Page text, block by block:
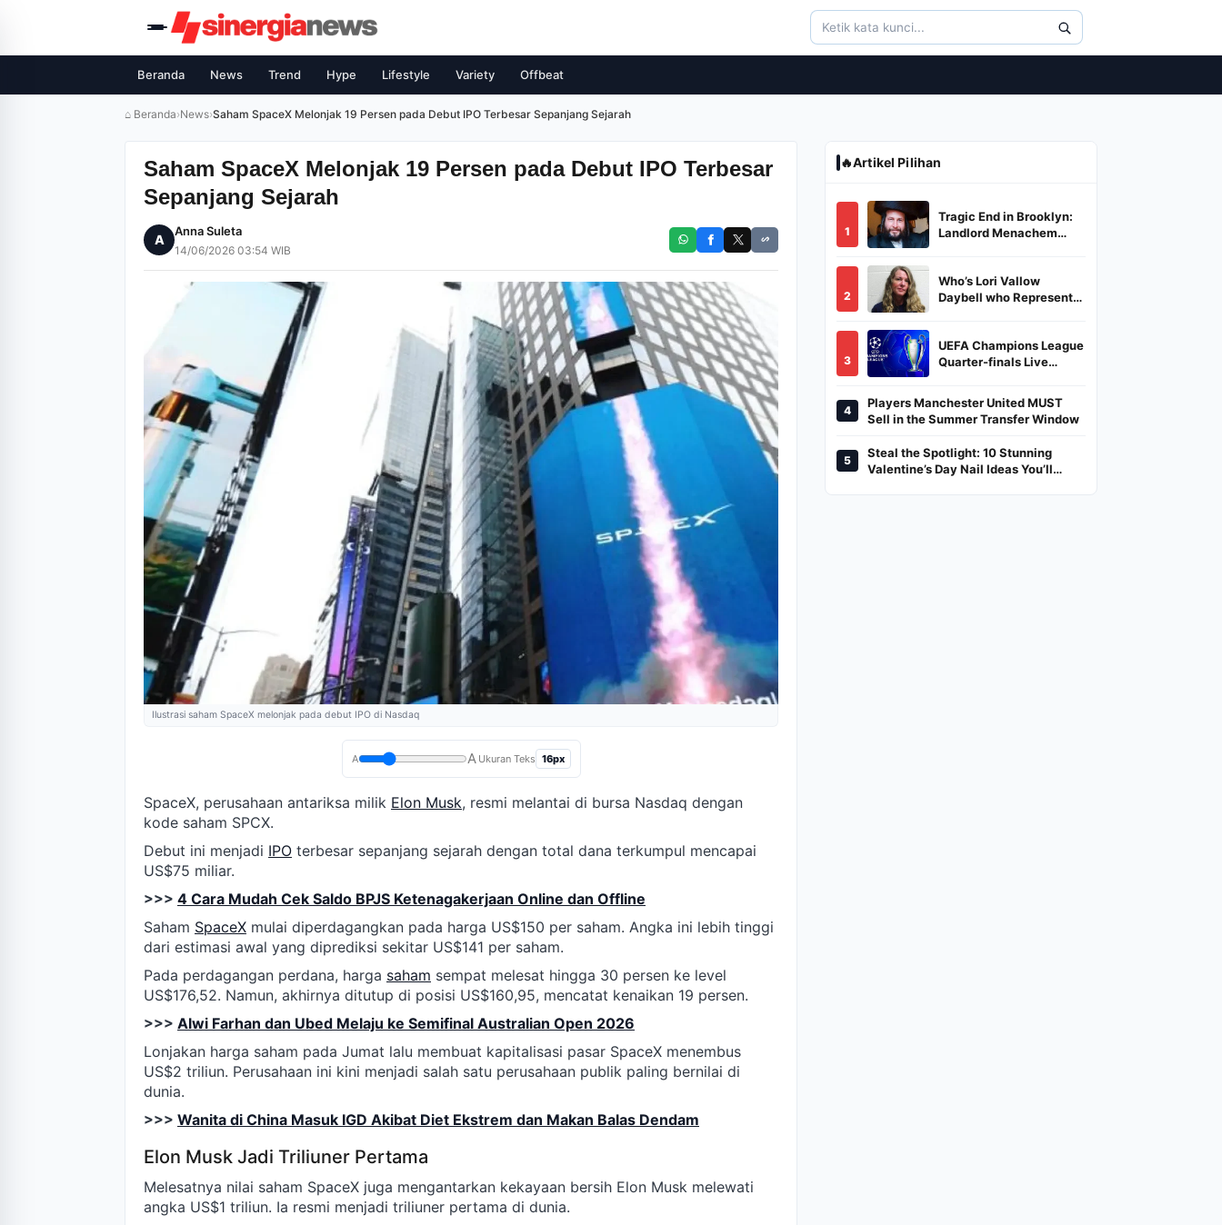
Beranda News Trend Hype Lifestyle Variety Offbeat
⌂ Beranda›News›Saham SpaceX Melonjak 19 Persen pada Debut IPO Terbesar Sepanjang Sejarah
Saham SpaceX Melonjak 19 Persen pada Debut IPO Terbesar
Sepanjang Sejarah
A
Anna Suleta
14/06/2026 03:54 WIB
Ilustrasi saham SpaceX melonjak pada debut IPO di Nasdaq
A A Ukuran Teks 16px
SpaceX, perusahaan antariksa milik Elon Musk, resmi melantai di bursa Nasdaq dengan
kode saham SPCX.
Debut ini menjadi IPO terbesar sepanjang sejarah dengan total dana terkumpul mencapai
US$75 miliar.
>>> 4 Cara Mudah Cek Saldo BPJS Ketenagakerjaan Online dan Offline
Saham SpaceX mulai diperdagangkan pada harga US$150 per saham. Angka ini lebih tinggi
dari estimasi awal yang diprediksi sekitar US$141 per saham.
Pada perdagangan perdana, harga saham sempat melesat hingga 30 persen ke level
US$176,52. Namun, akhirnya ditutup di posisi US$160,95, mencatat kenaikan 19 persen.
>>> Alwi Farhan dan Ubed Melaju ke Semifinal Australian Open 2026
Lonjakan harga saham pada Jumat lalu membuat kapitalisasi pasar SpaceX menembus
US$2 triliun. Perusahaan ini kini menjadi salah satu perusahaan publik paling bernilai di
dunia.
>>> Wanita di China Masuk IGD Akibat Diet Ekstrem dan Makan Balas Dendam
Elon Musk Jadi Triliuner Pertama
Melesatnya nilai saham SpaceX juga mengantarkan kekayaan bersih Elon Musk melewati
angka US$1 triliun. Ia resmi menjadi triliuner pertama di dunia.
🔥Artikel Pilihan
1
Tragic End in Brooklyn:
Landlord Menachem
Burned in a Dumpster
2
Who’s Lori Vallow
Daybell who Represents
3
UEFA Champions League
Quarter-finals Live
And Where To Watch
4
Players Manchester United MUST
Sell in the Summer Transfer Window
5
Steal the Spotlight: 10 Stunning
Valentine’s Day Nail Ideas You’ll